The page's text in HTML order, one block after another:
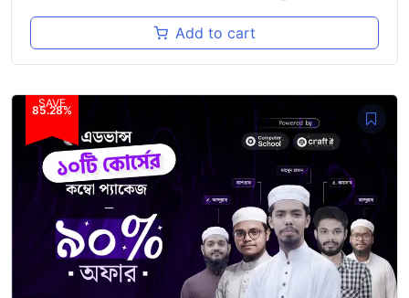
Add to cart
SAVE
85.28%